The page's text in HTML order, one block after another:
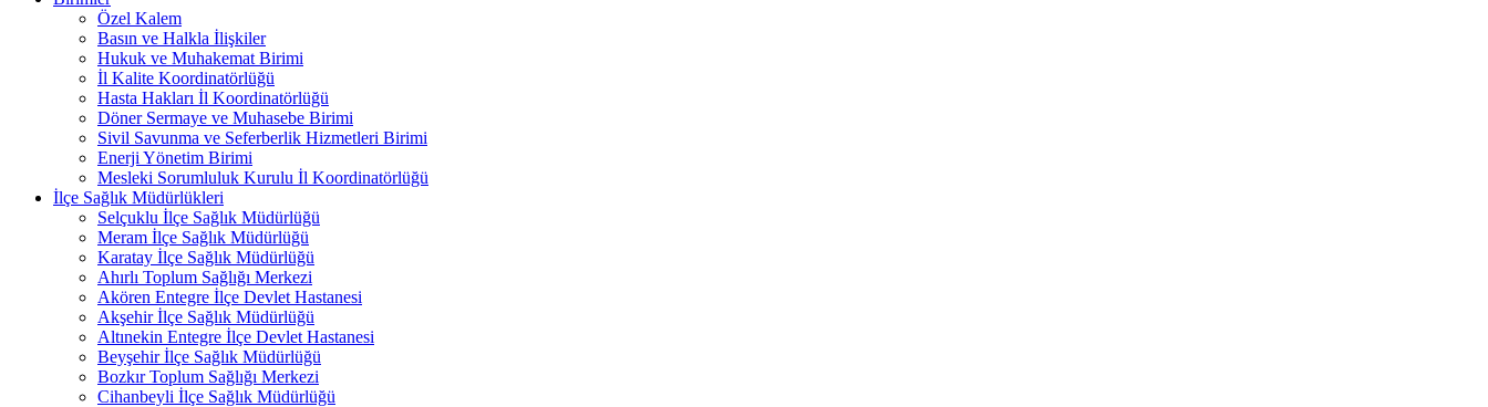
Özel Kalem
Basın ve Halkla İlişkiler
Hukuk ve Muhakemat Birimi
İl Kalite Koordinatörlüğü
Hasta Hakları İl Koordinatörlüğü
Döner Sermaye ve Muhasebe Birimi
Sivil Savunma ve Seferberlik Hizmetleri Birimi
Enerji Yönetim Birimi
Mesleki Sorumluluk Kurulu İl Koordinatörlüğü
İlçe Sağlık Müdürlükleri
Selçuklu İlçe Sağlık Müdürlüğü
Meram İlçe Sağlık Müdürlüğü
Karatay İlçe Sağlık Müdürlüğü
Ahırlı Toplum Sağlığı Merkezi
Akören Entegre İlçe Devlet Hastanesi
Akşehir İlçe Sağlık Müdürlüğü
Altınekin Entegre İlçe Devlet Hastanesi
Beyşehir İlçe Sağlık Müdürlüğü
Bozkır Toplum Sağlığı Merkezi
Cihanbeyli İlçe Sağlık Müdürlüğü